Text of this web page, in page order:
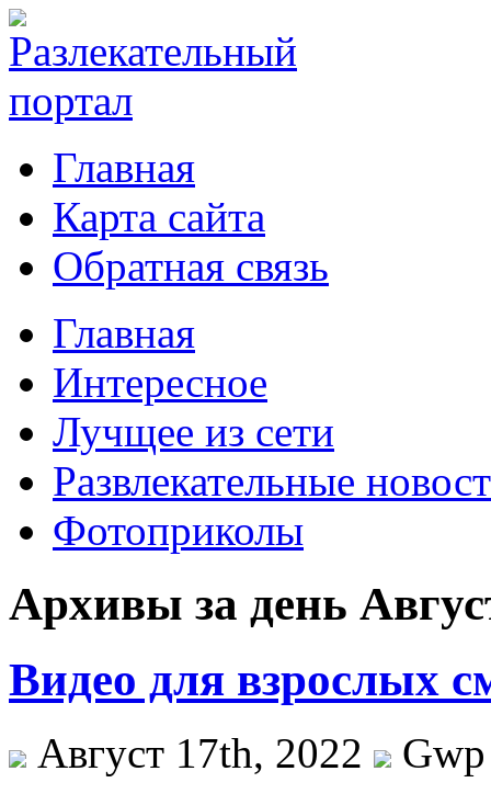
Главная
Карта сайта
Обратная связь
Главная
Интересное
Лучщее из сети
Развлекательные
Фотоприколы
Архивы за день
Видео для взрослых
Август 17th, 2022
Gwp